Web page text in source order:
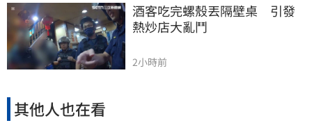
酒客吃完螺殼丟隔壁桌　引發
熱炒店大亂鬥
2小時前
其他人也在看